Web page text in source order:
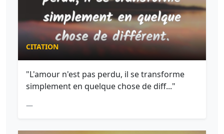
CITATION
"L'amour n'est pas perdu, il se transforme
simplement en quelque chose de diff..."
—